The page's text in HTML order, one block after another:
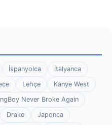
İspanyolca
İtalyanca
Lehçe
Kanye West
Never Broke Again
Drake
Japonca